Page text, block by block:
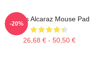
Carlos Alcaraz Mouse Pad
26,68 € - 50,50 €
-20%